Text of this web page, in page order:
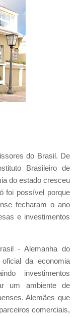
do Brasil. De
Brasileiro de
do estado cresceu
foi possível porque
fecharam o ano
e investimentos
- Alemanha do
da economia
investimentos
um ambiente de
Alemães que
comerciais,